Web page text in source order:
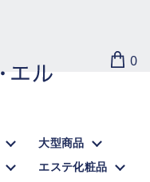
0
大型商品
エステ化粧品